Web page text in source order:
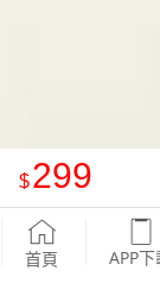
首頁 APP下
299
舒適.MIT永續